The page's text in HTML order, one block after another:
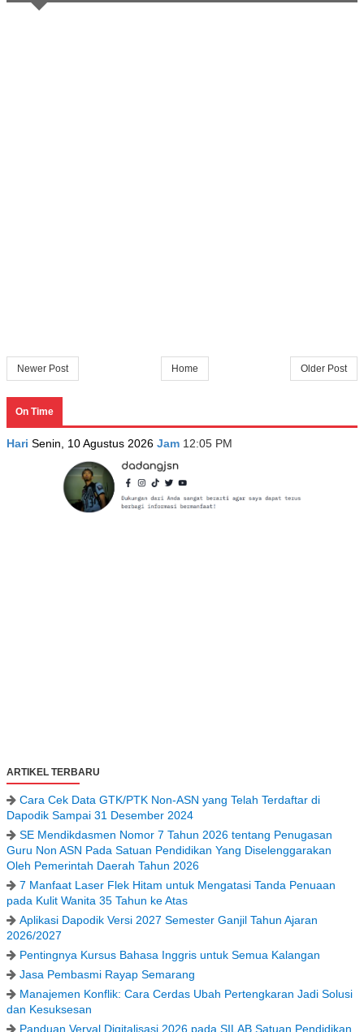
Newer Post Older Post
Home
On Time
Hari Senin, 10 Agustus 2026 Jam 12:05 PM
ARTIKEL TERBARU
Cara Cek Data GTK/PTK Non-ASN yang Telah Terdaftar di
Dapodik Sampai 31 Desember 2024
SE Mendikdasmen Nomor 7 Tahun 2026 tentang Penugasan
Guru Non ASN Pada Satuan Pendidikan Yang Diselenggarakan
Oleh Pemerintah Daerah Tahun 2026
7 Manfaat Laser Flek Hitam untuk Mengatasi Tanda Penuaan
pada Kulit Wanita 35 Tahun ke Atas
Aplikasi Dapodik Versi 2027 Semester Ganjil Tahun Ajaran
2026/2027
Pentingnya Kursus Bahasa Inggris untuk Semua Kalangan
Jasa Pembasmi Rayap Semarang
Manajemen Konflik: Cara Cerdas Ubah Pertengkaran Jadi Solusi
dan Kesuksesan
Panduan Verval Digitalisasi 2026 pada SILAB Satuan Pendidikan